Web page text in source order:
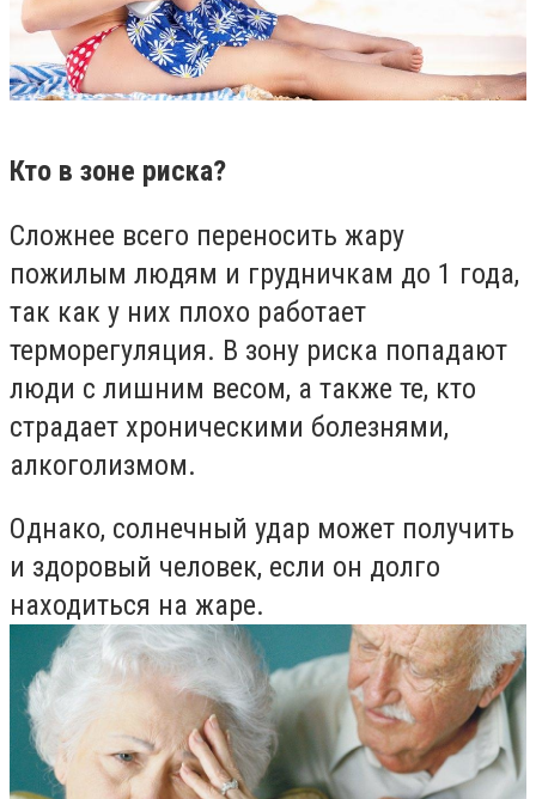
Кто в зоне риска?
Сложнее всего переносить жару
пожилым людям и грудничкам до 1 года,
так как у них плохо работает
терморегуляция. В зону риска попадают
люди с лишним весом, а также те, кто
страдает хроническими болезнями,
алкоголизмом.
Однако, солнечный удар может получить
и здоровый человек, если он долго
находиться на жаре.